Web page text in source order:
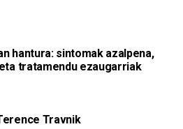
hantura: sintomak azalpena,
tratamendu ezaugarriak
Travnik